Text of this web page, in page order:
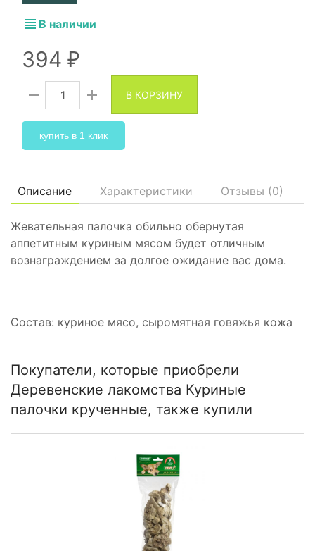
В наличии
394 ₽
В КОРЗИНУ
купить в 1 клик
Описание Характеристики Отзывы (0)
Жевательная палочка обильно обернутая
аппетитным куриным мясом будет отличным
вознаграждением за долгое ожидание вас дома.
Состав: куриное мясо, сыромятная говяжья кожа
Покупатели, которые приобрели
Деревенские лакомства Куриные
палочки крученные, также купили